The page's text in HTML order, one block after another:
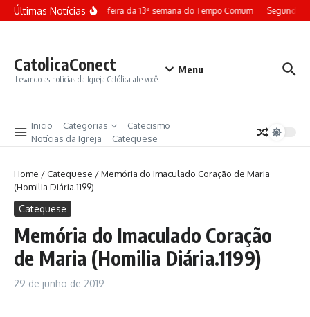
Ir para o conteúdo
Últimas NotíciasTerça-feira da 13ª semana do Tempo Comum Segunda-
CatolicaConect
Levando as noticias da Igreja Católica ate você.
Menu
Inicio Categorias
Catecismo
Notícias da Igreja
Catequese
Home /Catequese /Memória do Imaculado Coração de Maria
(Homilia Diária.1199)
Catequese
Memória do Imaculado Coração
de Maria (Homilia Diária.1199)
29 de junho de 2019